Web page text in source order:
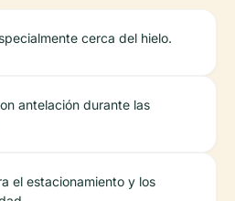
cerca del hielo.
antelación durante las
el estacionamiento y los